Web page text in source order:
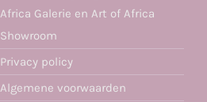
Africa Galerie en Art of Africa
Showroom
Privacy policy
Algemene voorwaarden